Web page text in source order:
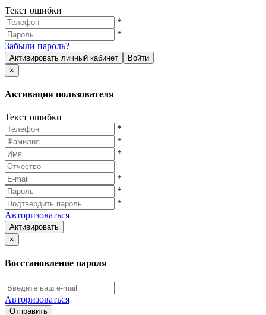
Текст ошибки
*
*
Забыли пароль?
Активировать личный кабинет
Войти
×
Активация пользователя
Текст ошибки
*
*
*
*
*
*
Авторизоваться
Активировать
×
Восстановление пароля
Авторизоваться
Отправить